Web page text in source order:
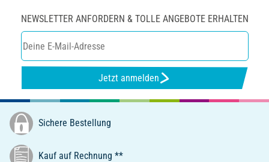
NEWSLETTER ANFORDERN & TOLLE ANGEBOTE ERHALTEN
Jetzt anmelden
Sichere Bestellung
Kauf auf Rechnung **